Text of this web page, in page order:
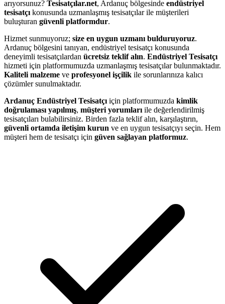
arıyorsunuz? Tesisatçılar.net, Ardanuç bölgesinde endüstriyel
tesisatçı konusunda uzmanlaşmış tesisatçılar ile müşterileri
buluşturan güvenli platformdur.
Hizmet sunmuyoruz; size en uygun uzmanı bulduruyoruz.
Ardanuç bölgesini tanıyan, endüstriyel tesisatçı konusunda
deneyimli tesisatçılardan ücretsiz teklif alın. Endüstriyel Tesisatçı
hizmeti için platformumuzda uzmanlaşmış tesisatçılar bulunmaktadır.
Kaliteli malzeme ve profesyonel işçilik ile sorunlarınıza kalıcı
çözümler sunulmaktadır.
Ardanuç Endüstriyel Tesisatçı için platformumuzda kimlik
doğrulaması yapılmış, müşteri yorumları ile değerlendirilmiş
tesisatçıları bulabilirsiniz. Birden fazla teklif alın, karşılaştırın,
güvenli ortamda iletişim kurun ve en uygun tesisatçıyı seçin. Hem
müşteri hem de tesisatçı için güven sağlayan platformuz.